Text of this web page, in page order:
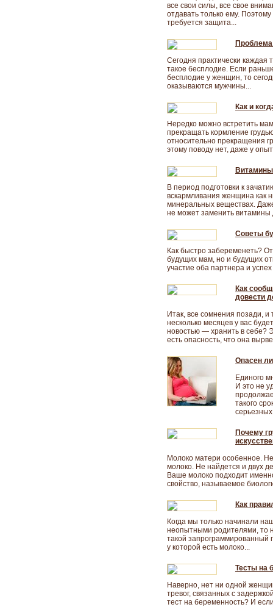
все свои силы, все свое
отдавать только ему.
требуется защита...
Сегодня практически каждая
такое бесплодие. Если
бесплодие у женщин, то
оказываются мужчины...
Как и
Нередко можно встретить
прекращать кормление
относительно прекращения
этому поводу нет, даже у
В период подготовки к
вскармливания женщина как
минеральных веществах.
не может заменить
Советы
Как быстро забеременеть?
будущих мам, но и будущих
участие оба партнера и
Как
довести
Итак, все сомнения позади,
несколько месяцев у вас
новостью — хранить в себе?
есть опасность, что она
Опасен
Единого
И это не
такого
Почему
Молоко матери особенное.
молоко. Не найдется и двух
Ваше молоко подходит
свойство, называемое
Как
Когда мы только начинали
неопытными родителями, то
такой запрограммированный
у которой есть молоко...
Тесты на
Наверно, нет ни одной
тревог, связанных с
тест на беременность? И